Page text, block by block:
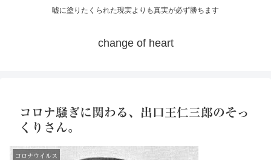
嘘に塗りたくられた現実よりも真実が必ず勝ちます
change of heart
コロナ騒ぎに関わる、出口王仁三郎のそっ
くりさん。
コロナウイルス